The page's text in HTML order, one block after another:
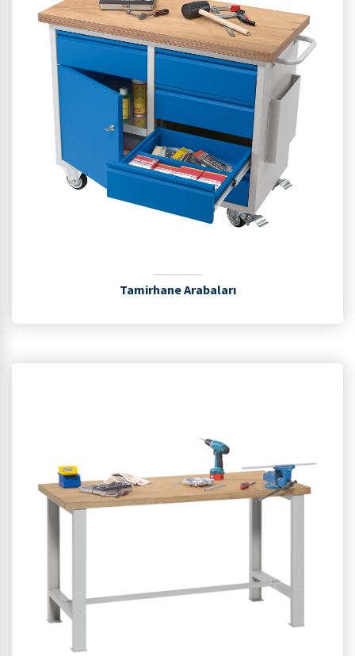
Tamirhane Arabaları